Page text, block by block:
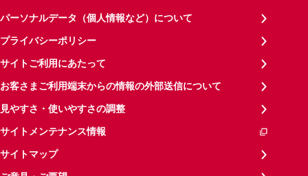
パーソナルデータ（個人情報など）について
プライバシーポリシー
サイトご利用にあたって
お客さまご利用端末からの情報の外部送信について
見やすさ・使いやすさの調整
サイトメンテナンス情報
サイトマップ